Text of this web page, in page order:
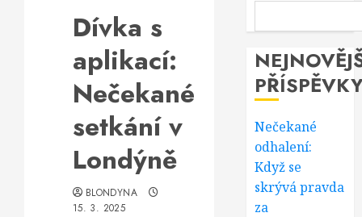
Dívka s
aplikací:
Nečekané
setkání v
Londýně
BLONDYNA
15. 3. 2025
Nečekané
odhalení:
Když se
skrývá pravda
za